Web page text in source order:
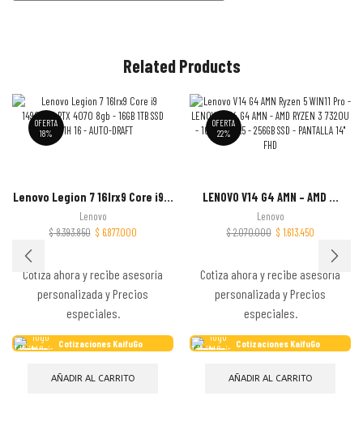
Related Products
OFERTA
18%
Lenovo Legion 7 16Irx9 Core i9...
Lenovo
$8.393.850 $ 6.877.000
Cotiza ahora y recibe asesoría
personalizada y Precios
especiales.
Cotizaciones KaifuGo
AÑADIR AL CARRITO
OFERTA
22%
LENOVO V14 G4 AMN – AMD ...
Lenovo
$2.070.000 $ 1.613.450
Cotiza ahora y recibe asesoría
personalizada y Precios
especiales.
Cotizaciones KaifuGo
AÑADIR AL CARRITO